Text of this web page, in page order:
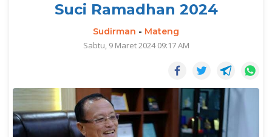
Suci Ramadhan 2024
Sudirman - Mateng
Sabtu, 9 Maret 2024 09:17 AM